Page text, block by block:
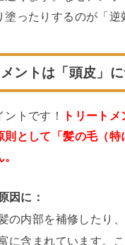
塗ったりするのが「逆
ントは「頭皮」
トです！
トリート
則として「髪の毛（
因に：
の内部を補修したり
に含まれています。